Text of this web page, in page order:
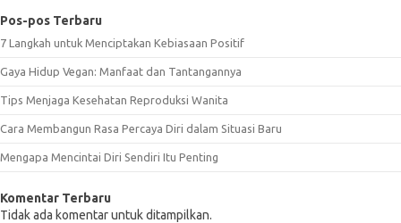
Pos-pos Terbaru
7 Langkah untuk Menciptakan Kebiasaan Positif
Gaya Hidup Vegan: Manfaat dan Tantangannya
Tips Menjaga Kesehatan Reproduksi Wanita
Cara Membangun Rasa Percaya Diri dalam Situasi Baru
Mengapa Mencintai Diri Sendiri Itu Penting
Komentar Terbaru
Tidak ada komentar untuk ditampilkan.